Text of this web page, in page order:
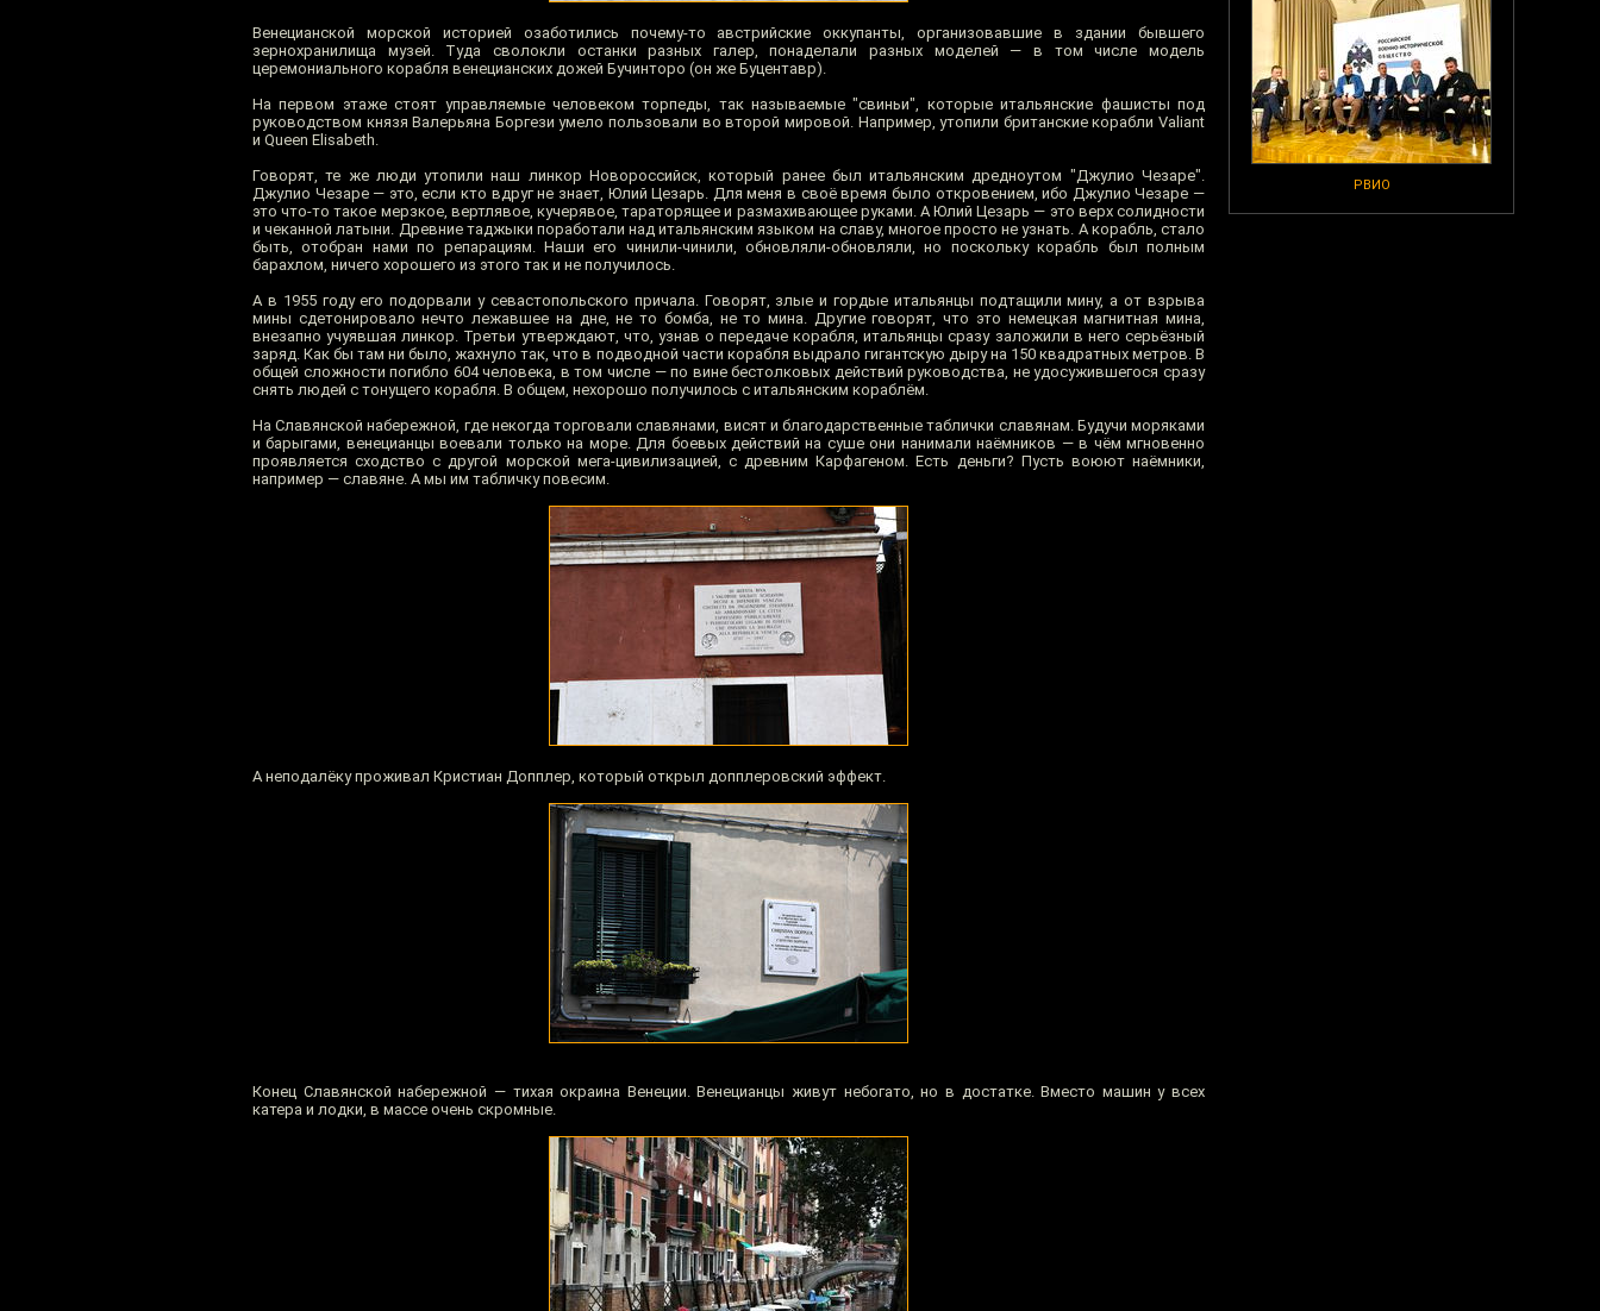
РВИО
Венецианской морской историей озаботились почему-то австрийские оккупанты, организовавшие в здании бывшего
зернохранилища музей. Туда сволокли останки разных галер, понаделали разных моделей — в том числе модель
церемониального корабля венецианских дожей Бучинторо (он же Буцентавр).
На первом этаже стоят управляемые человеком торпеды, так называемые "свиньи", которые итальянские фашисты под
руководством князя Валерьяна Боргези умело пользовали во второй мировой. Например, утопили британские корабли Valiant
и Queen Elisabeth.
Говорят, те же люди утопили наш линкор Новороссийск, который ранее был итальянским дредноутом "Джулио Чезаре".
Джулио Чезаре — это, если кто вдруг не знает, Юлий Цезарь. Для меня в своё время было откровением, ибо Джулио Чезаре —
это что-то такое мерзкое, вертлявое, кучерявое, тараторящее и размахивающее руками. А Юлий Цезарь — это верх солидности
и чеканной латыни. Древние таджыки поработали над итальянским языком на славу, многое просто не узнать. А корабль, стало
быть, отобран нами по репарациям. Наши его чинили-чинили, обновляли-обновляли, но поскольку корабль был полным
барахлом, ничего хорошего из этого так и не получилось.
А в 1955 году его подорвали у севастопольского причала. Говорят, злые и гордые итальянцы подтащили мину, а от взрыва
мины сдетонировало нечто лежавшее на дне, не то бомба, не то мина. Другие говорят, что это немецкая магнитная мина,
внезапно учуявшая линкор. Третьи утверждают, что, узнав о передаче корабля, итальянцы сразу заложили в него серьёзный
заряд. Как бы там ни было, жахнуло так, что в подводной части корабля выдрало гигантскую дыру на 150 квадратных метров. В
общей сложности погибло 604 человека, в том числе — по вине бестолковых действий руководства, не удосужившегося сразу
снять людей с тонущего корабля. В общем, нехорошо получилось с итальянским кораблём.
На Славянской набережной, где некогда торговали славянами, висят и благодарственные таблички славянам. Будучи моряками
и барыгами, венецианцы воевали только на море. Для боевых действий на суше они нанимали наёмников — в чём мгновенно
проявляется сходство с другой морской мега-цивилизацией, с древним Карфагеном. Есть деньги? Пусть воюют наёмники,
например — славяне. А мы им табличку повесим.
А неподалёку проживал Кристиан Допплер, который открыл допплеровский эффект.
Конец Славянской набережной — тихая окраина Венеции. Венецианцы живут небогато, но в достатке. Вместо машин у всех
катера и лодки, в массе очень скромные.